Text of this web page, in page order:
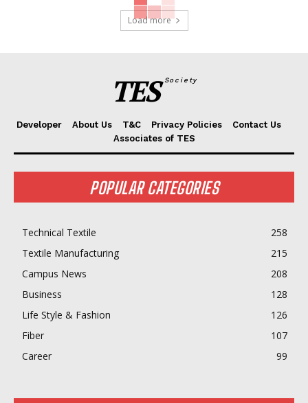
Load more
TES Society
Developer About Us T&C Privacy Policies
Contact Us
Associates of TES
POPULAR CATEGORIES
Technical Textile
258
Textile Manufacturing
215
Campus News
208
Business
128
Life Style & Fashion
126
Fiber
107
Career
99